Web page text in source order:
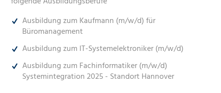
Ausbildung zum Kaufmann (m/w/d) für
Büromanagement
Ausbildung zum IT-Systemelektroniker (m/w/d)
Ausbildung zum Fachinformatiker (m/w/d)
Systemintegration 2025 - Standort Hannover